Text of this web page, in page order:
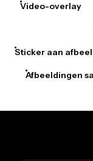
Video-overlay
Sticker aan
Afbeeldingen